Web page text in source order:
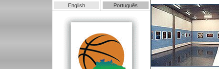
English Português